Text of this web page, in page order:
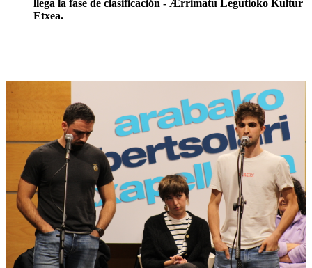
llega la fase de clasificación - Ærrimatu Legutioko Kultur
Etxea.